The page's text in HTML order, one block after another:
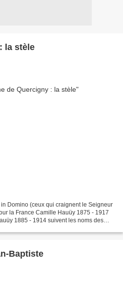
la stèle
Domino (ceux qui craignent le Seigneur
la France Camille Hauüy 1875 - 1917
1885 - 1914 suivent les noms des
Baptiste